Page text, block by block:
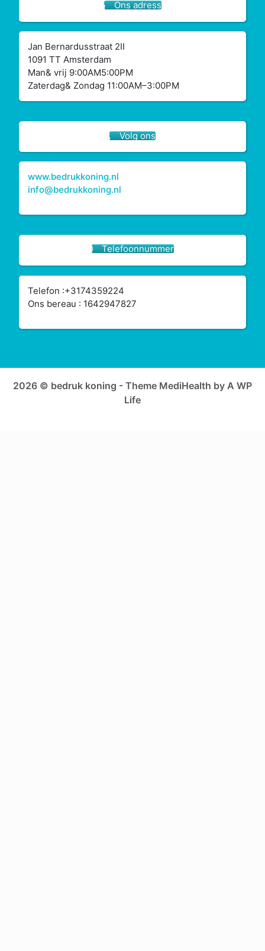
Ons adress
Jan Bernardusstraat 2II
1091 TT Amsterdam
Man& vrij 9:00AM5:00PM
Zaterdag& Zondag 11:00AM–3:00PM
Volg ons
www.bedrukkoning.nl
info@bedrukkoning.nl
Telefoonnummer
Telefon :+3174359224
Ons bereau : 1642947827
2026 © bedruk koning - Theme MediHealth by A WP
Life